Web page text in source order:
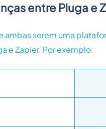
entre Pluga e
ambas serem uma
e Zapier. Por exemplo: